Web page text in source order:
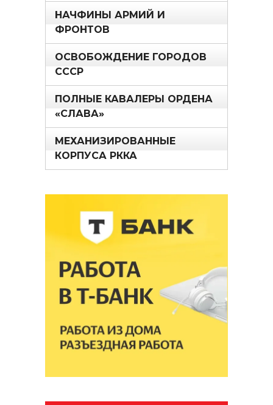
НАЧФИНЫ АРМИЙ И
ФРОНТОВ
ОСВОБОЖДЕНИЕ ГОРОДОВ
СССР
ПОЛНЫЕ КАВАЛЕРЫ ОРДЕНА
«СЛАВА»
МЕХАНИЗИРОВАННЫЕ
КОРПУСА РККА